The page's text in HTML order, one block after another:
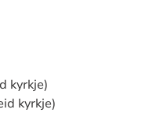
kyrkje)
kyrkje)